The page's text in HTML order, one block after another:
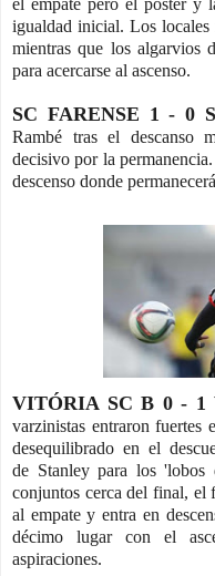
el empate pero el póster y
igualdad inicial. Los locales
mientras que los algarvios
para acercarse al ascenso.
SC FARENSE 1 - 0
Rambé tras el descanso
decisivo por la
descenso donde
VITÓRIA SC B 0 - 1
varzinistas entraron fuertes
desequilibrado en el
de Stanley para los 'lobos
conjuntos cerca del final, el
al empate y entra en
décimo lugar con el
aspiraciones.